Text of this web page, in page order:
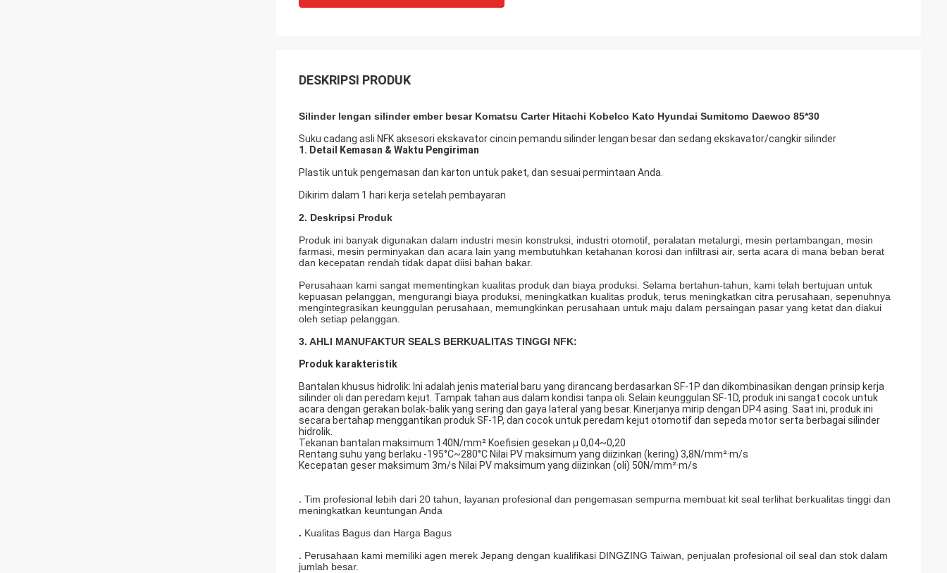
DESKRIPSI PRODUK
Silinder lengan silinder ember besar Komatsu Carter Hitachi Kobelco Kato Hyundai Sumitomo Daewoo 85*30
Suku cadang asli NFK aksesori ekskavator cincin pemandu silinder lengan besar dan sedang ekskavator/cangkir silinder
1. Detail Kemasan & Waktu Pengiriman
Plastik untuk pengemasan dan karton untuk paket, dan sesuai permintaan Anda.
Dikirim dalam 1 hari kerja setelah pembayaran
2. Deskripsi Produk
Produk ini banyak digunakan dalam industri mesin konstruksi, industri otomotif, peralatan metalurgi, mesin pertambangan, mesin
farmasi, mesin perminyakan dan acara lain yang membutuhkan ketahanan korosi dan infiltrasi air, serta acara di mana beban berat
dan kecepatan rendah tidak dapat diisi bahan bakar.
Perusahaan kami sangat mementingkan kualitas produk dan biaya produksi. Selama bertahun-tahun, kami telah bertujuan untuk
kepuasan pelanggan, mengurangi biaya produksi, meningkatkan kualitas produk, terus meningkatkan citra perusahaan, sepenuhnya
mengintegrasikan keunggulan perusahaan, memungkinkan perusahaan untuk maju dalam persaingan pasar yang ketat dan diakui
oleh setiap pelanggan.
3. AHLI MANUFAKTUR SEALS BERKUALITAS TINGGI NFK:
Produk karakteristik
Bantalan khusus hidrolik: Ini adalah jenis material baru yang dirancang berdasarkan SF-1P dan dikombinasikan dengan prinsip kerja
silinder oli dan peredam kejut. Tampak tahan aus dalam kondisi tanpa oli. Selain keunggulan SF-1D, produk ini sangat cocok untuk
acara dengan gerakan bolak-balik yang sering dan gaya lateral yang besar. Kinerjanya mirip dengan DP4 asing. Saat ini, produk ini
secara bertahap menggantikan produk SF-1P, dan cocok untuk peredam kejut otomotif dan sepeda motor serta berbagai silinder
hidrolik.
Tekanan bantalan maksimum 140N/mm² Koefisien gesekan μ 0,04~0,20
Rentang suhu yang berlaku -195°C~280°C Nilai PV maksimum yang diizinkan (kering) 3,8N/mm²·m/s
Kecepatan geser maksimum 3m/s Nilai PV maksimum yang diizinkan (oli) 50N/mm²·m/s
. Tim profesional lebih dari 20 tahun, layanan profesional dan pengemasan sempurna membuat kit seal terlihat berkualitas tinggi dan
meningkatkan keuntungan Anda
. Kualitas Bagus dan Harga Bagus
. Perusahaan kami memiliki agen merek Jepang dengan kualifikasi DINGZING Taiwan, penjualan profesional oil seal dan stok dalam
jumlah besar.